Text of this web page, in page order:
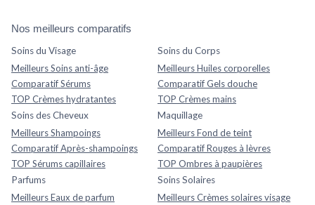
Nos meilleurs comparatifs
Soins du Visage
Meilleurs Soins anti-âge
Comparatif Sérums
TOP Crèmes hydratantes
Soins du Corps
Meilleurs Huiles corporelles
Comparatif Gels douche
TOP Crèmes mains
Soins des Cheveux
Meilleurs Shampoings
Comparatif Après-shampoings
TOP Sérums capillaires
Maquillage
Meilleurs Fond de teint
Comparatif Rouges à lèvres
TOP Ombres à paupières
Parfums
Meilleurs Eaux de parfum
Soins Solaires
Meilleurs Crèmes solaires visage